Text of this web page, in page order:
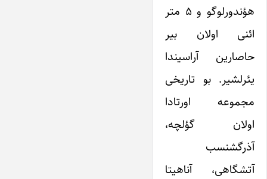
هؤندورلوگو و ۵ متر
ائنی اولان بیر
حاصارین آراسیندا
یئرلشیر. بو تاریخی
مجموعه اورتادا
اولان گؤلچه،
آذرگشنسب
آتشگاهی، آناهیتا